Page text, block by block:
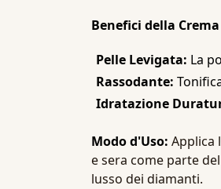
Benefici della
Pelle Levigata: La
Rassodante:
Idratazione
Modo d'Uso: Applica
e sera come parte
lusso dei diamanti.